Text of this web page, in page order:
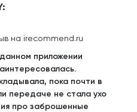
на irecommend.ru
приложении
пока почти в
передаче не стала ухо
про заброшенные